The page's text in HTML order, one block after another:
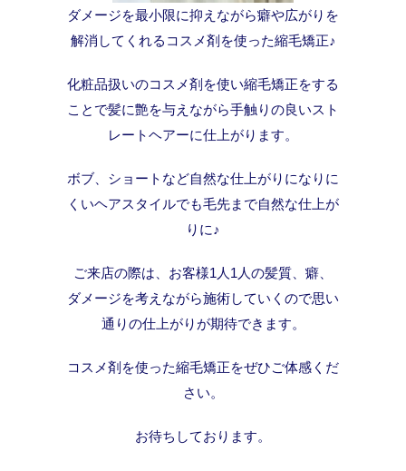
ダメージを最小限に抑えながら癖や広がりを
解消してくれるコスメ剤を使った縮毛矯正♪
化粧品扱いのコスメ剤を使い縮毛矯正をする
ことで髪に艶を与えながら手触りの良いスト
レートヘアーに仕上がります。
ボブ、ショートなど自然な仕上がりになりに
くいヘアスタイルでも毛先まで自然な仕上が
りに♪
ご来店の際は、お客様1人1人の髪質、癖、
ダメージを考えながら施術していくので思い
通りの仕上がりが期待できます。
コスメ剤を使った縮毛矯正をぜひご体感くだ
さい。
お待ちしております。